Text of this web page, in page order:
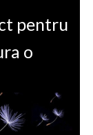
pentru
o